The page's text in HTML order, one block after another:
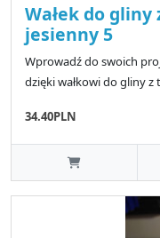
Wałek do
jesienny 5
Wprowadź do swoich
dzięki wałkowi do gliny z
34.40PLN